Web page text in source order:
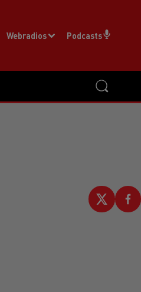
Webradios Podcasts